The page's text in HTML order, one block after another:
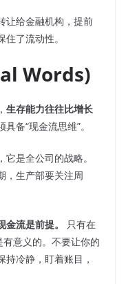
让给金融机构，提前
了流动性。
Words)
生存能力往往比增长
备“现金流思维”。
是全公司的战略。
，生产部要关注周
流是前提。
只有在
有意义的。不要让你的
冷静，盯着账目，